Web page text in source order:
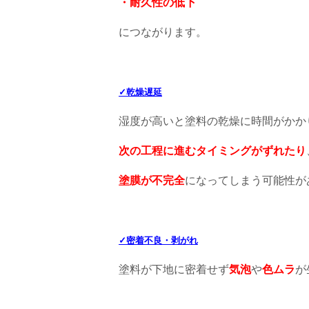
・耐久性の低下
につながります。
✓乾燥遅延
湿度が高いと塗料の乾燥に時間がかか
次の工程に進むタイミングがずれたり
塗膜が不完全になってしまう可能性が
✓密着不良・剥がれ
塗料が下地に密着せず気泡や色ムラが